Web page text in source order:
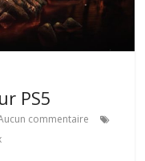
PS5
commentaire